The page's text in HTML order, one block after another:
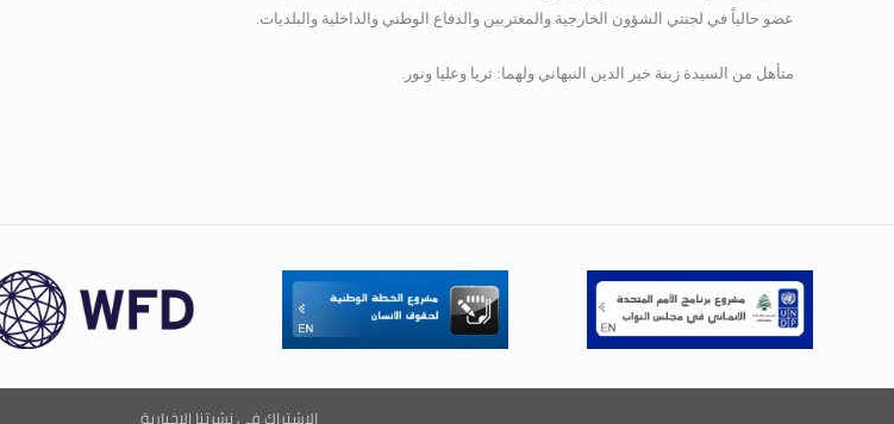
عضو حالياً في لجنتي الشؤون الخارجية والمغتربين والدفاع الوطني والداخلية والبلديات.
متأهل من السيدة زينة خير الدين النبهاني ولهما: ثريا وعليا ونور.
الإشتراك في نشرتنا الإخبارية